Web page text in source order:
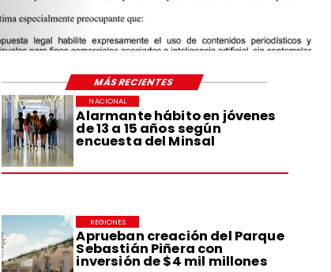
Alarmante hábito en jóvenes
de 13 a 15 años según
encuesta del Minsal
NACIONAL
Aprueban creación del Parque
Sebastián Piñera con
inversión de $4 mil millones
REGIONES
MÁS RECIENTES